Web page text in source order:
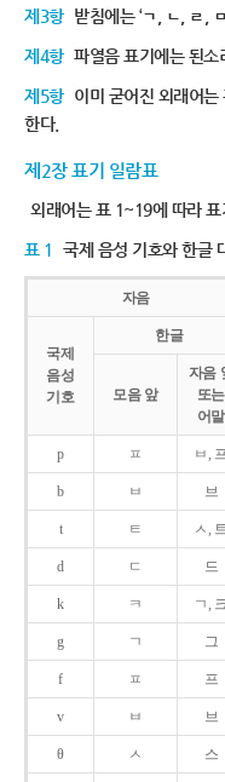
제3항 받침에는 ‘ㄱ, ㄴ, ㄹ,
제4항 파열음 표기에는 된소
제5항 이미 굳어진 외래어
한다.
제2장 표기 일람표
외래어는 표 1~19에 따라 표
표 1 국제 음성 기호와 한글
자음
국제
음성
기호
한글
모음 앞
자음
또는
어말
p ㅍ ㅂ,
b ㅂ 브
t ㅌ ㅅ,
d ㄷ 드
k ㅋ ㄱ,
g ㄱ 그
f ㅍ 프
v ㅂ 브
θ ㅅ 스